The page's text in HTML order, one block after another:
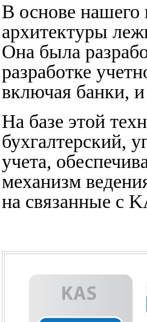
В основе нашего
архитектуры
Она была
разработке
включая банки,
На базе этой
бухгалтерский,
учета,
механизм
на связанные с